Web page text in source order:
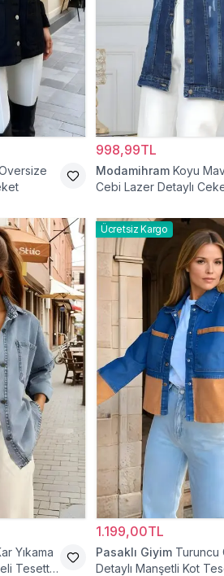
998,99TL
Modamihram Koyu
Cebi Lazer Detaylı
Yıkama
Tesettür
Ücretsiz Kargo
1.199,00TL
Pasaklı Giyim Turuncu
Detaylı Manşetli Kot